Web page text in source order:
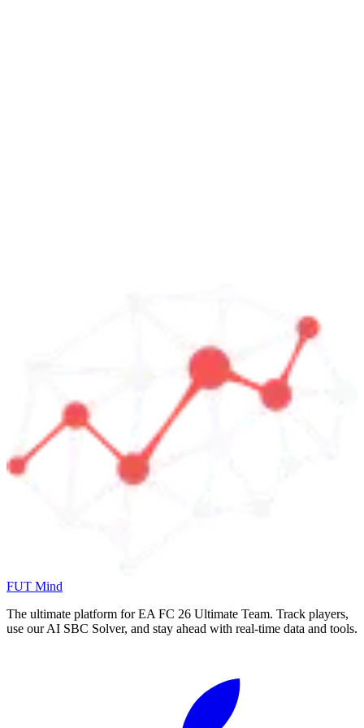
FUT Mind
The ultimate platform for EA FC 26 Ultimate Team. Track players,
use our AI SBC Solver, and stay ahead with real-time data and tools.